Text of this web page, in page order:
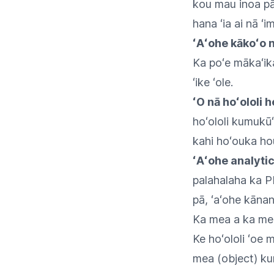
kou mau inoa
hana ʻia ai nā
ʻAʻohe kākoʻo
Ka poʻe
ʻike ʻole.
ʻO nā hoʻololi
hoʻololi
kahi hoʻouka
ʻAʻohe
palahalaha ka
pā, ʻaʻohe
Ka mea a ka
Ke hoʻololi ʻoe
mea (object)